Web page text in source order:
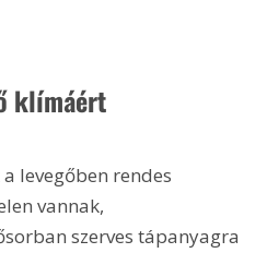
klímáért
levegőben rendes
vannak,
szerves tápanyagra